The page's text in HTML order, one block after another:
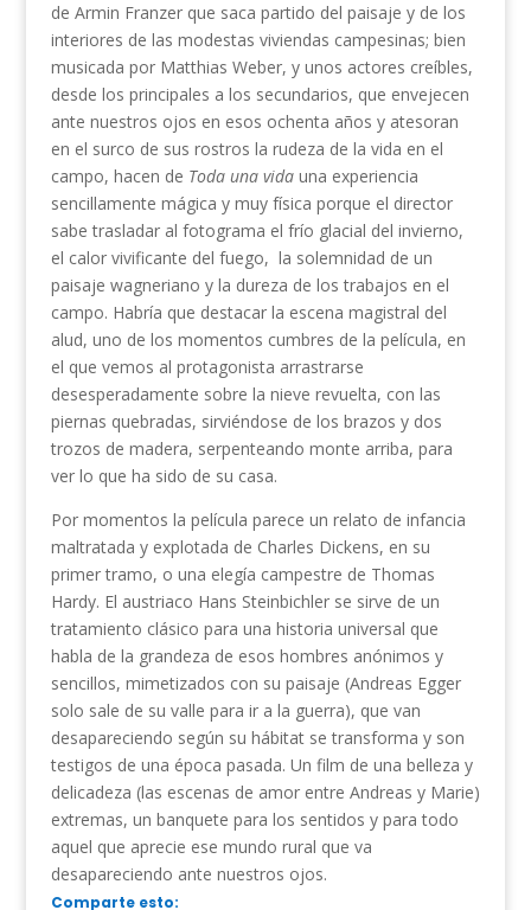
de Armin Franzer que saca partido del paisaje y de los
interiores de las modestas viviendas campesinas; bien
musicada por Matthias Weber, y unos actores creíbles,
desde los principales a los secundarios, que envejecen
ante nuestros ojos en esos ochenta años y atesoran
en el surco de sus rostros la rudeza de la vida en el
campo, hacen de Toda una vidauna experiencia
sencillamente mágica y muy física porque el director
sabe trasladar al fotograma el frío glacial del invierno,
el calor vivificante del fuego, la solemnidad de un
paisaje wagneriano y la dureza de los trabajos en el
campo. Habría que destacar la escena magistral del
alud, uno de los momentos cumbres de la película, en
el que vemos al protagonista arrastrarse
desesperadamente sobre la nieve revuelta, con las
piernas quebradas, sirviéndose de los brazos y dos
trozos de madera, serpenteando monte arriba, para
ver lo que ha sido de su casa.
Por momentos la película parece un relato de infancia
maltratada y explotada de Charles Dickens, en su
primer tramo, o una elegía campestre de Thomas
Hardy. El austriaco Hans Steinbichler se sirve de un
tratamiento clásico para una historia universal que
habla de la grandeza de esos hombres anónimos y
sencillos, mimetizados con su paisaje (Andreas Egger
solo sale de su valle para ir a la guerra), que van
desapareciendo según su hábitat se transforma y son
testigos de una época pasada. Un film de una belleza y
delicadeza (las escenas de amor entre Andreas y Marie)
extremas, un banquete para los sentidos y para todo
aquel que aprecie ese mundo rural que va
desapareciendo ante nuestros ojos.
Comparte esto: